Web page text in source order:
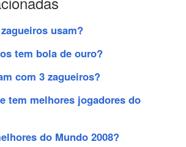
usam?
tem bola de ouro?
com 3 zagueiros?
tem melhores jogadores do
do Mundo 2008?